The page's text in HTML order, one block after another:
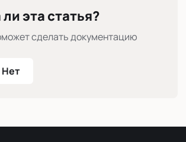
эта статья?
сделать документацию
Нет